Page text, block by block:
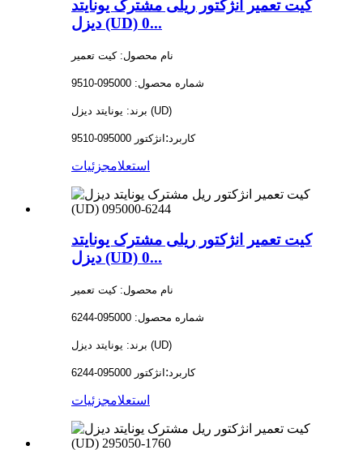
کیت تعمیر انژکتور ریلی مشترک یونایتد
دیزل (UD) 0...
نام محصول: کیت تعمیر
شماره محصول: 095000-9510
برند: یونایتد دیزل (UD)
کاربرد :انژکتور 095000-9510
استعلامجزئیات
کیت تعمیر انژکتور ریلی مشترک یونایتد
دیزل (UD) 0...
نام محصول: کیت تعمیر
شماره محصول: 095000-6244
برند: یونایتد دیزل (UD)
کاربرد: انژکتور 095000-6244
استعلامجزئیات